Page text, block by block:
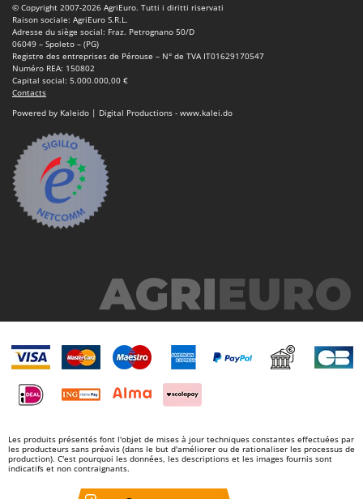
Titania
Tornado
Tre Spade
Trev - Abrek - TecnoVIR
Trotec
Troy-Bilt
U
Udor
Unger
W
Waldner
Weber
Wiper EcoRobot
Wolf Garten
© Copyright 2007-2026 AgriEuro. Tutti i diritti riservati
Raison sociale: AgriEuro S.R.L.
Adresse du siège social: Fraz. Petrognano 50/D
06049 – Spoleto – (PG)
Registre des entreprises de Pérouse – N° de TVA IT01629170547
Numéro REA: 150802
Capital social: 5.000.000,00 €
Contacts
Powered by Kaleido | Digital Productions - www.kalei.do
Les produits présentés font l'objet de mises à jour techniques constantes effectuées par
les producteurs sans préavis (dans le but d'améliorer ou de rationaliser les processus de
production). C'est pourquoi les données, les descriptions et les images fournis sont
indicatifs et non contraignants.